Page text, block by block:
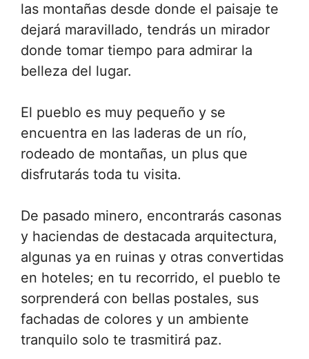
las montañas desde donde el paisaje te
dejará maravillado, tendrás un mirador
donde tomar tiempo para admirar la
belleza del lugar.
El pueblo es muy pequeño y se
encuentra en las laderas de un río,
rodeado de montañas, un plus que
disfrutarás toda tu visita.
De pasado minero, encontrarás casonas
y haciendas de destacada arquitectura,
algunas ya en ruinas y otras convertidas
en hoteles; en tu recorrido, el pueblo te
sorprenderá con bellas postales, sus
fachadas de colores y un ambiente
tranquilo solo te trasmitirá paz.